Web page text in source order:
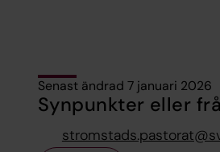
Senast ändrad 7 januari 2026
Synpunkter eller